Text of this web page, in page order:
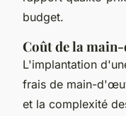
budget.
Coût de la
L'implantation
frais de main-
et la complexité